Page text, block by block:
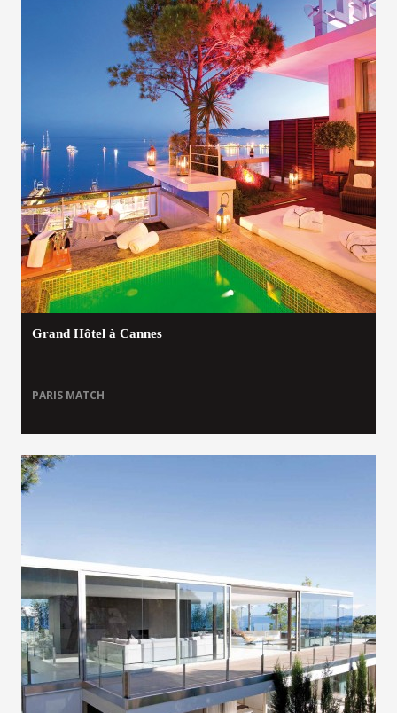
Grand Hôtel à Cannes
PARIS MATCH